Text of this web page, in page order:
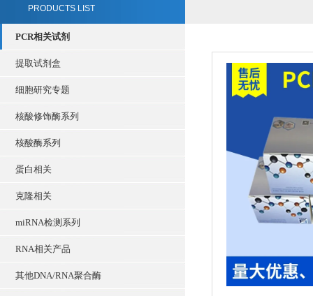
PRODUCTS LIST
PCR相关试剂
提取试剂盒
细胞研究专题
核酸修饰酶系列
核酸酶系列
蛋白相关
克隆相关
miRNA检测系列
RNA相关产品
其他DNA/RNA聚合酶